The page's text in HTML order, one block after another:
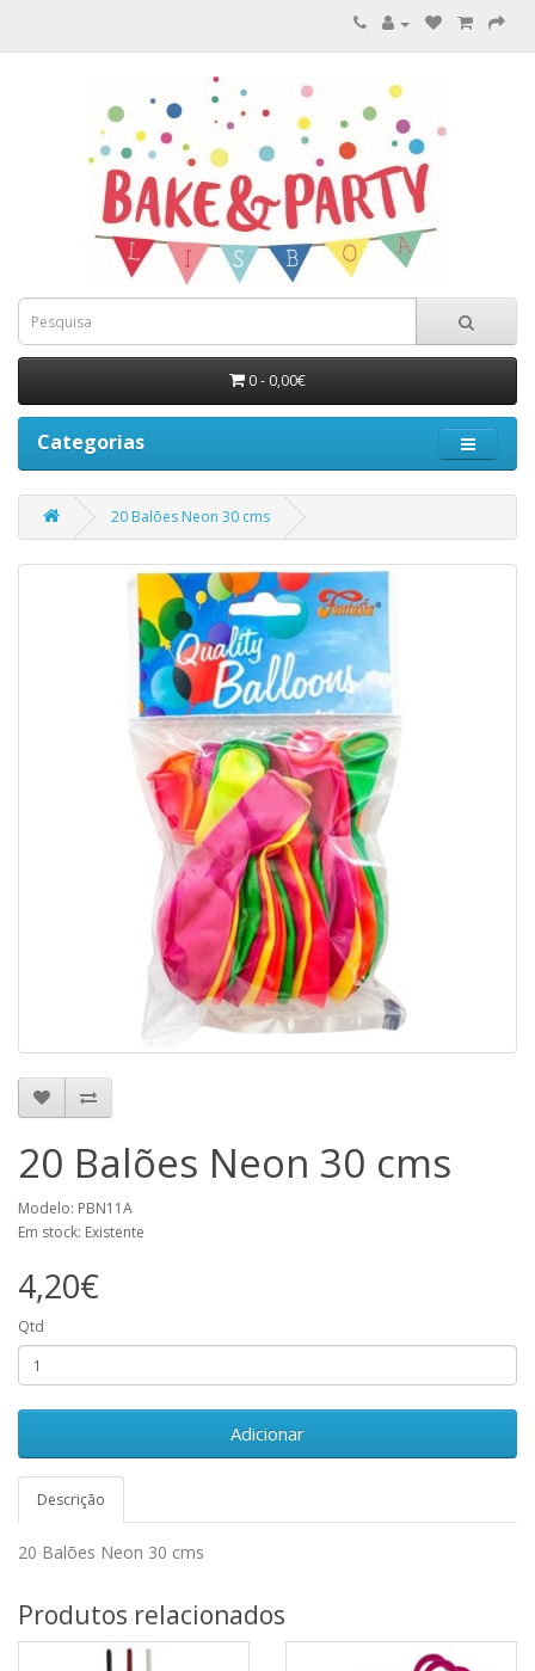
0 - 0,00€
Categorias
20 Balões Neon 30 cms
20 Balões Neon 30 cms
Modelo: PBN11A
Em stock: Existente
4,20€
Qtd
Adicionar
Descrição
20 Balões Neon 30 cms
Produtos relacionados